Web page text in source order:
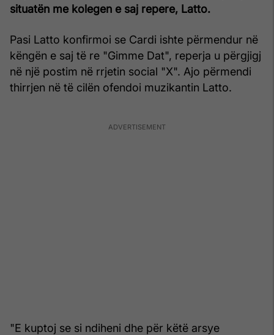
situatën me kolegen e saj repere, Latto.
Pasi Latto konfirmoi se Cardi ishte përmendur në
këngën e saj të re "Gimme Dat", reperja u përgjigj
në një postim në rrjetin social "X". Ajo përmendi
thirrjen në të cilën ofendoi muzikantin Latto.
"E kuptoj se si ndiheni dhe për këtë arsye